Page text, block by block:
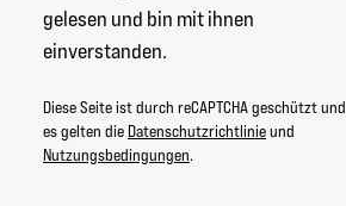
gelesen und bin mit ihnen
einverstanden.
Diese Seite ist durch reCAPTCHA geschützt und
es gelten die Datenschutzrichtlinieund
Nutzungsbedingungen.